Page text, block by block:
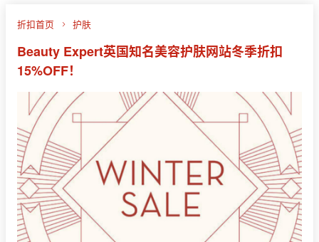
折扣首页 护肤
Beauty Expert英国知名美容护肤网站冬季折扣
15%OFF！